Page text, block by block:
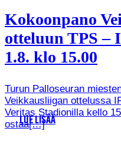
Kokoonpano
otteluun TPS –
1.8. klo 15.00
Turun Palloseuran
Veikkausliigan ottelussa
Veritas Stadionilla kello
ostaa[…]
LUE LISÄÄ